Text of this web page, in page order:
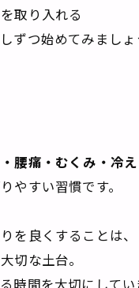
り入れる
ずつ始めてみましょ
腰痛・むくみ・冷
やすい習慣です。
を良くすることは、
切な土台。
時間を大切にしてい